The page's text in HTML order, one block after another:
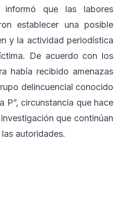
informó que las labores
establecer una posible
y la actividad periodística
De acuerdo con los
había recibido amenazas
delincuencial conocido
P”, circunstancia que hace
que continúan
autoridades.